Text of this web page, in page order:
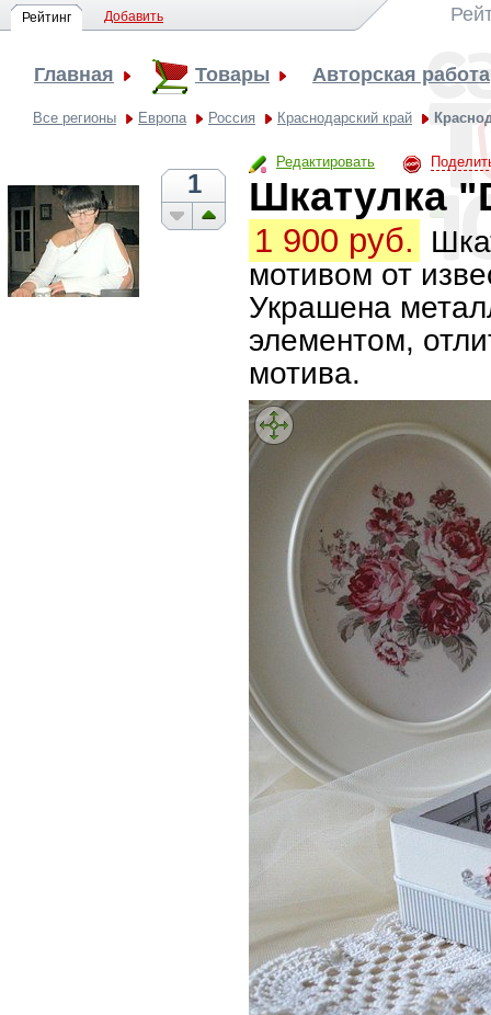
Рейтинг Добавить
Главная Товары Авторская работа
Все регионы Европа Россия Краснодарский край
Редактировать
1 Шкатулка
1 900 руб.
мотивом от
Украшена
элементом,
мотива.